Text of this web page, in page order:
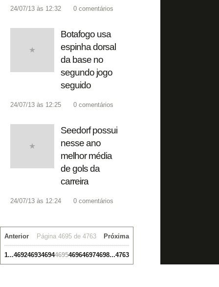
24/07/13 às 12:32 0 comentários
Botafogo usa
espinha dorsal
da base no
segundo jogo
seguido
24/07/13 às 12:25 0 comentários
Seedorf possui
nesse ano
melhor média
de gols da
carreira
24/07/13 às 12:24 0 comentários
Anterior Página 4695 de 4763 Próxima
1...4692469346944695469646974698...4763